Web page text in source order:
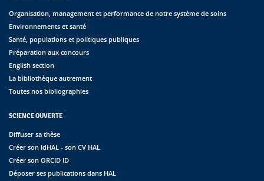
Organisation, management et performance de notre système de soins
Environnements et santé
Santé, populations et politiques publiques
Préparation aux concours
English section
La bibliothèque autrement
Toutes nos bibliographies
SCIENCE OUVERTE
Diffuser sa thèse
Créer son IdHAL - son CV HAL
Créer son ORCID ID
Déposer ses publications dans HAL